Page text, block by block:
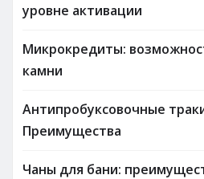
уровне активации
Микрокредиты:
камни
Антипробуксовочные
Преимущества
Чаны для бани: